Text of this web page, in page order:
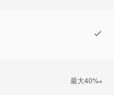
最⼤40%※